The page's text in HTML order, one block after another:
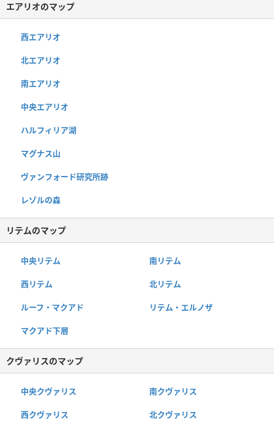
エアリオのマップ
西エアリオ
北エアリオ
南エアリオ
中央エアリオ
ハルフィリア湖
マグナス山
ヴァンフォード研究所跡
レゾルの森
リテムのマップ
中央リテム 南リテム
西リテム 北リテム
ルーフ・マクアド リテム・エルノザ
マクアド下層
クヴァリスのマップ
中央クヴァリス 南クヴァリス
西クヴァリス 北クヴァリス